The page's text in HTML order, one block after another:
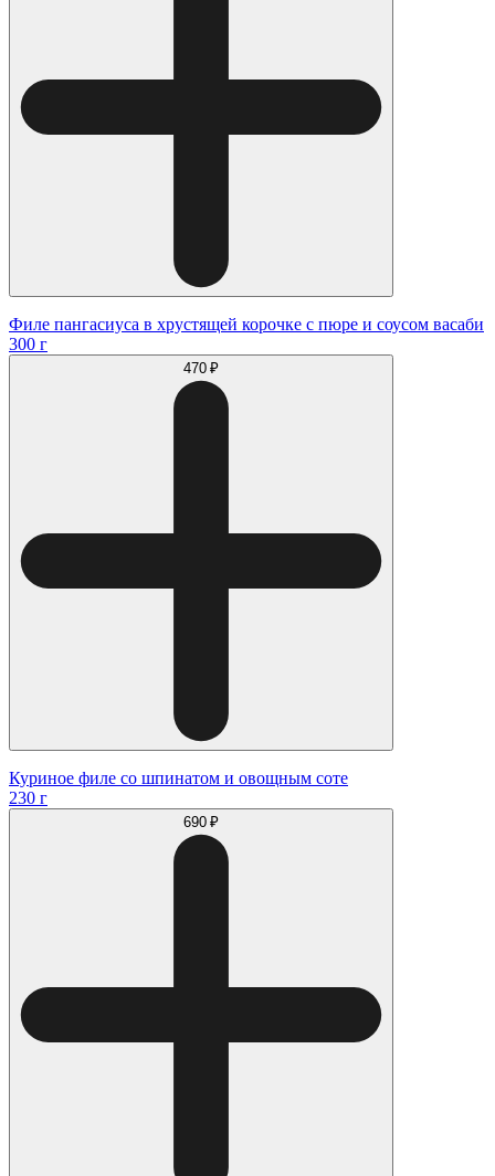
Филе пангасиуса в хрустящей корочке с пюре и соусом васаби
300 г
470 ₽
Куриное филе со шпинатом и овощным соте
230 г
690 ₽